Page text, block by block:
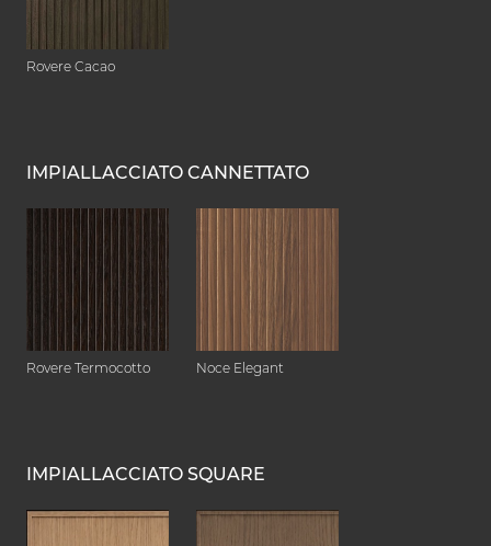
Rovere Cacao
IMPIALLACCIATO CANNETTATO
Rovere Termocotto Noce Elegant
IMPIALLACCIATO SQUARE